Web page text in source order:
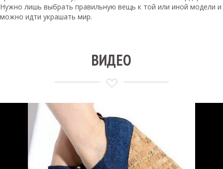
Нужно лишь выбрать правильную вещь к той или иной модели и
можно идти украшать мир.
ВИДЕО